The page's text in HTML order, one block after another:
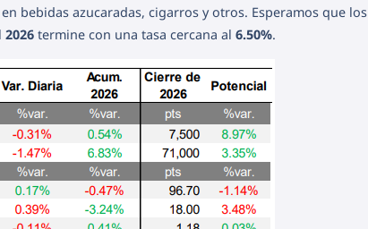
bebidas azucaradas, cigarros y otros. Esperamos que los
2026 termine con una tasa cercana al 6.50%.